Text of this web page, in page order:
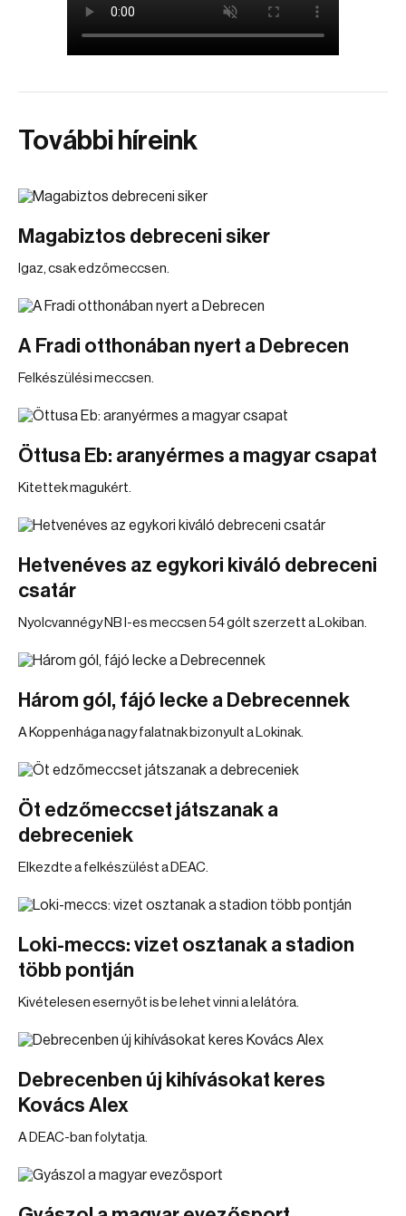
További híreink
Magabiztos debreceni siker
Igaz, csak edzőmeccsen.
A Fradi otthonában nyert a Debrecen
Felkészülési meccsen.
Öttusa Eb: aranyérmes a magyar csapat
Kitettek magukért.
Hetvenéves az egykori kiváló debreceni
csatár
Nyolcvannégy NB I-es meccsen 54 gólt szerzett a Lokiban.
Három gól, fájó lecke a Debrecennek
A Koppenhága nagy falatnak bizonyult a Lokinak.
Öt edzőmeccset játszanak a
debreceniek
Elkezdte a felkészülést a DEAC.
Loki-meccs: vizet osztanak a stadion
több pontján
Kivételesen esernyőt is be lehet vinni a lelátóra.
Debrecenben új kihívásokat keres
Kovács Alex
A DEAC-ban folytatja.